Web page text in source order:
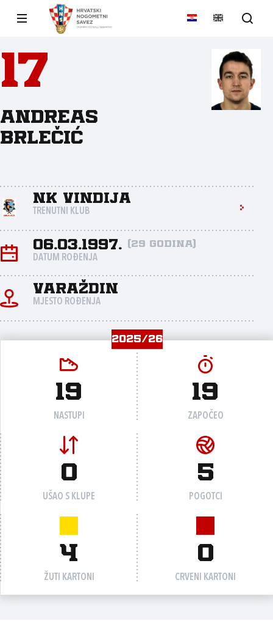
17
Andreas
Brlečić
NK Vindija
TRENUTNI KLUB
06.03.1997. (29 godina)
DATUM ROĐENJA
Varaždin
MJESTO ROĐENJA
2025/26
19
NASTUPI
19
ZAPOČEO
0
UŠAO S KLUPE
5
POGOTCI
4
ŽUTI KARTONI
0
CRVENI KARTONI